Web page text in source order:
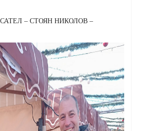
– СТОЯН НИКОЛОВ –